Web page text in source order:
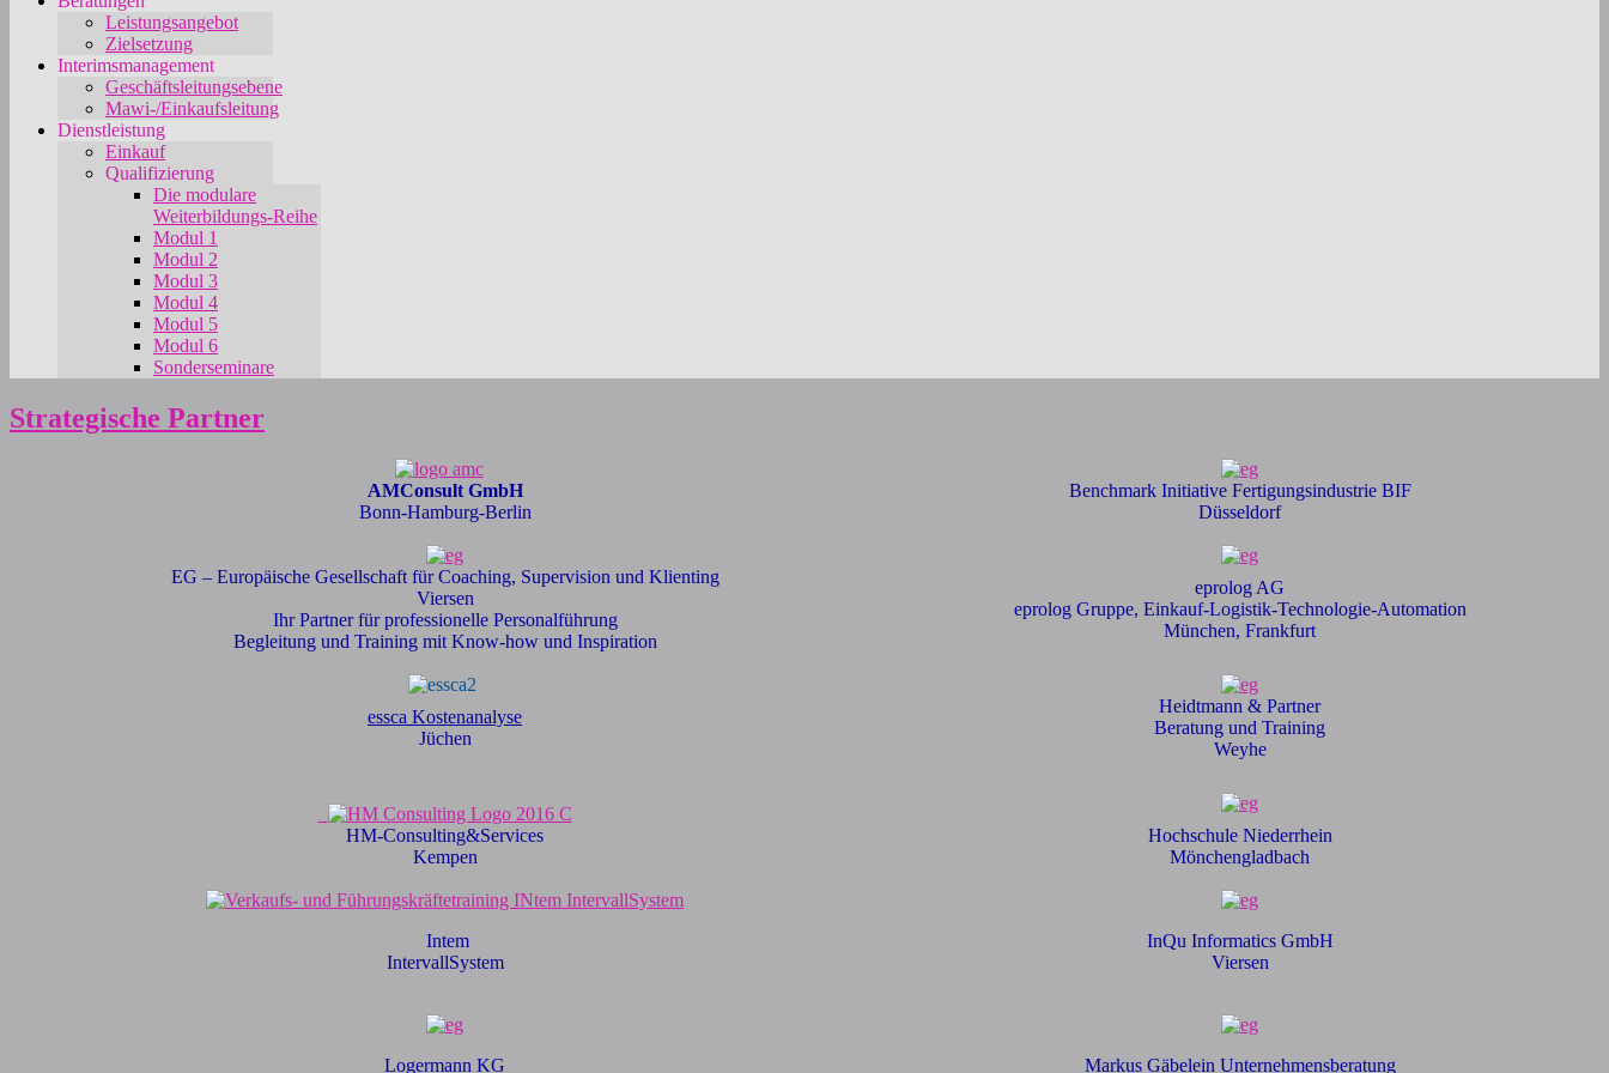
Leistungsangebot
Zielsetzung
Interimsmanagement
Geschäftsleitungsebene
Mawi-/Einkaufsleitung
Dienstleistung
Einkauf
Qualifizierung
Die modulare
Weiterbildungs-Reihe
Modul 1
Modul 2
Modul 3
Modul 4
Modul 5
Modul 6
Sonderseminare
Strategische Partner
AMConsult GmbH
Bonn-Hamburg-Berlin
Benchmark Initiative Fertigungsindustrie BIF
Düsseldorf
EG – Europäische Gesellschaft für Coaching, Supervision und Klienting
Viersen
Ihr Partner für professionelle Personalführung
Begleitung und Training mit Know-how und Inspiration
eprolog AG
eprolog Gruppe, Einkauf-Logistik-Technologie-Automation
München, Frankfurt
essca Kostenanalyse
Jüchen
Heidtmann & Partner
Beratung und Training
Weyhe
HM-Consulting&Services
Kempen
Hochschule Niederrhein
Mönchengladbach
Intem
IntervallSystem
InQu Informatics GmbH
Viersen
Logermann KG
Markus Gäbelein Unternehmensberatung